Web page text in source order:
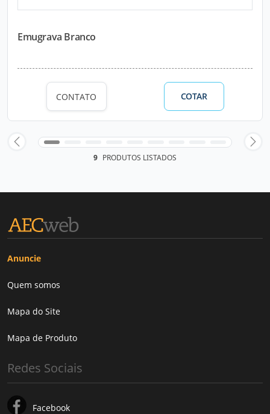
Emugrava Branco
CONTATO COTAR
9 PRODUTOS LISTADOS
Anuncie
Quem somos
Mapa do Site
Mapa de Produto
Redes Sociais
Facebook